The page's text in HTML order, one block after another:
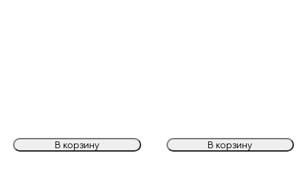
В корзину В корзину